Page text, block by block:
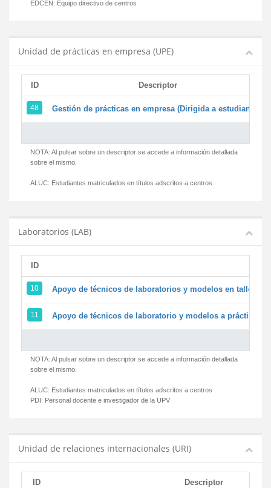
EDCEN: Equipo directivo de centros
Unidad de prácticas en empresa (UPE)
ID Descriptor
48 Gestión de prácticas en empresa (Dirigida a estudiantes)
NOTA: Al pulsar sobre un descriptor se accede a información detallada
sobre el mismo.
ALUC: Estudiantes matriculados en títulos adscritos a centros
Laboratorios (LAB)
ID
10 Apoyo de técnicos de laboratorios y modelos en
11 Apoyo de técnicos de laboratorio y modelos a prácticas
NOTA: Al pulsar sobre un descriptor se accede a información detallada
sobre el mismo.
ALUC: Estudiantes matriculados en títulos adscritos a centros
PDI: Personal docente e investigador de la UPV
Unidad de relaciones internacionales (URI)
ID Descriptor